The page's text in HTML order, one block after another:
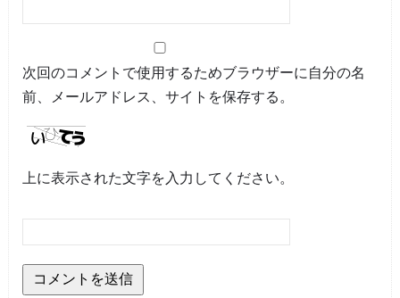
次回のコメントで使用するためブラウザーに自分の名
前、メールアドレス、サイトを保存する。
上に表示された文字を入力してください。